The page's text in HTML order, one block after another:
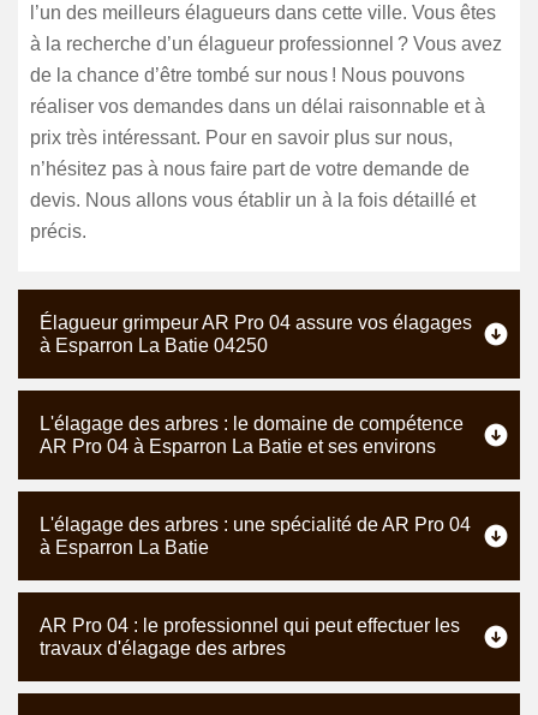
l’un des meilleurs élagueurs dans cette ville. Vous êtes
à la recherche d’un élagueur professionnel ? Vous avez
de la chance d’être tombé sur nous ! Nous pouvons
réaliser vos demandes dans un délai raisonnable et à
prix très intéressant. Pour en savoir plus sur nous,
n’hésitez pas à nous faire part de votre demande de
devis. Nous allons vous établir un à la fois détaillé et
précis.
Élagueur grimpeur AR Pro 04 assure vos élagages
à Esparron La Batie 04250
L'élagage des arbres : le domaine de compétence
AR Pro 04 à Esparron La Batie et ses environs
L'élagage des arbres : une spécialité de AR Pro 04
à Esparron La Batie
AR Pro 04 : le professionnel qui peut effectuer les
travaux d'élagage des arbres